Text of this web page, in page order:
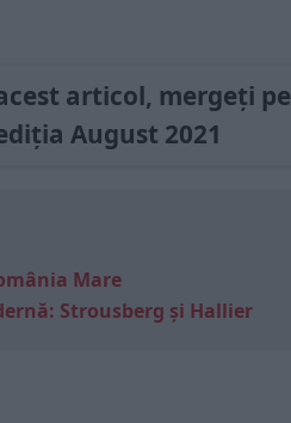
articol, mergeți pe
August 2021
Mare
Strousberg și Hallier